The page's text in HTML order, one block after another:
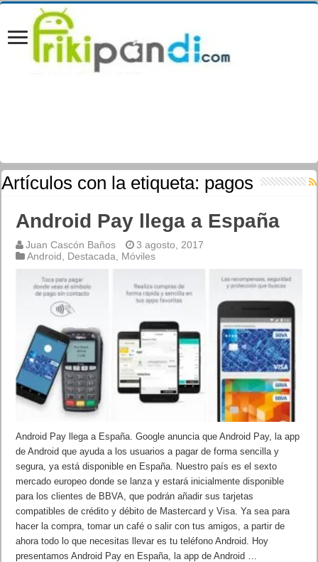
Artículos con la etiqueta: pagos
Android Pay llega a España
Juan Cascón Baños
3 agosto, 2017
Android
Destacada Móviles
Android Pay llega a España. Google anuncia que Android Pay, la app
de Android que ayuda a los usuarios a pagar de forma sencilla y
segura, ya está disponible en España. Nuestro país es el sexto
mercado europeo donde se lanza y estará inicialmente disponible
para los clientes de BBVA, que podrán añadir sus tarjetas
compatibles de crédito y débito de Mastercard y Visa. Ya sea para
hacer la compra, tomar un café o salir con tus amigos, a partir de
ahora todo lo que necesitas llevar es tu teléfono Android. Hoy
presentamos Android Pay en España, la app de Android …